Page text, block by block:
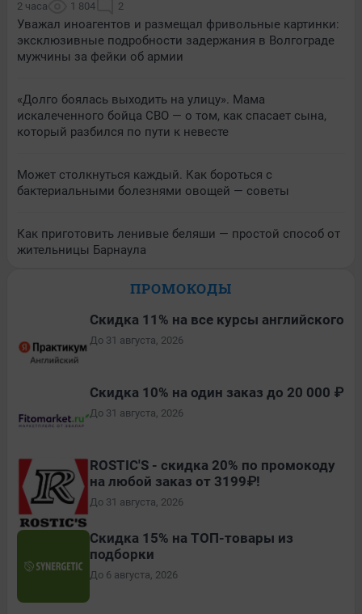
2 часа 1 804 2
Уважал иноагентов и размещал фривольные картинки:
эксклюзивные подробности задержания в Волгограде
мужчины за фейки об армии
«Долго боялась выходить на улицу». Мама
искалеченного бойца СВО — о том, как спасает сына,
который разбился по пути к невесте
Может столкнуться каждый. Как бороться с
бактериальными болезнями овощей — советы
Как приготовить ленивые беляши — простой способ от
жительницы Барнаула
ПРОМОКОДЫ
Скидка 11% на все курсы английского
До 31 августа, 2026
Скидка 10% на один заказ до 20 000 ₽
До 31 августа, 2026
ROSTIC'S - скидка 20% по промокоду
на любой заказ от 3199₽!
До 31 августа, 2026
Скидка 15% на ТОП-товары из
подборки
До 6 августа, 2026